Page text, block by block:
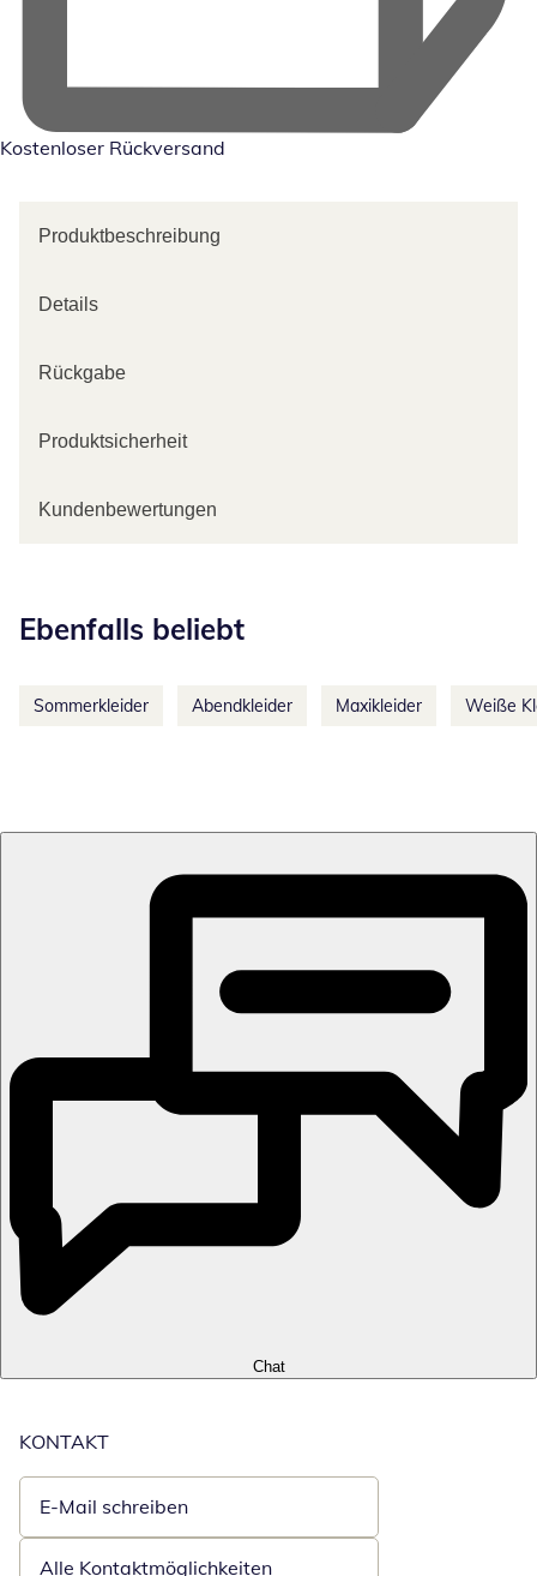
Kostenloser Rückversand
Produktbeschreibung
Details
Rückgabe
Produktsicherheit
Kundenbewertungen
Ebenfalls beliebt
Sommerkleider Abendkleider Maxikleider Weiße
Chat
KONTAKT
E-Mail schreiben
Öffnet E-Mail-Client
Alle Kontaktmöglichkeiten